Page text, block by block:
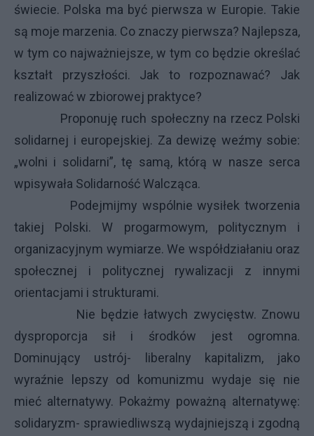
świecie. Polska ma być pierwsza w Europie. Takie
są moje marzenia. Co znaczy pierwsza? Najlepsza,
w tym co najważniejsze, w tym co będzie określać
kształt przyszłości. Jak to rozpoznawać? Jak
realizować w zbiorowej praktyce?
Proponuję ruch społeczny na rzecz Polski
solidarnej i europejskiej. Za dewizę weźmy sobie:
„wolni i solidarni”, tę samą, którą w nasze serca
wpisywała Solidarność Walcząca.
Podejmijmy wspólnie wysiłek tworzenia
takiej Polski. W progarmowym, politycznym i
organizacyjnym wymiarze. We współdziałaniu oraz
społecznej i politycznej rywalizacji z innymi
orientacjami i strukturami.
Nie będzie łatwych zwycięstw. Znowu
dysproporcja sił i środków jest ogromna.
Dominujący ustrój- liberalny kapitalizm, jako
wyraźnie lepszy od komunizmu wydaje się nie
mieć alternatywy. Pokażmy poważną alternatywę:
solidaryzm- sprawiedliwszą wydajniejszą i zgodną